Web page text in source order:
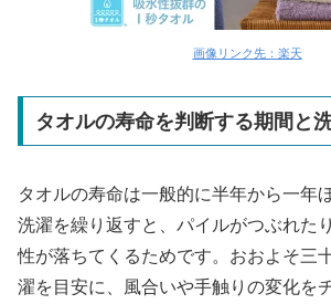
画像リンク先：楽天
タオルの寿命を判断する期間と
タオルの寿命は一般的に半年から一年
洗濯を繰り返すと、パイルがつぶれた
性が落ちてくるためです。おおよそ三
濯を目安に、風合いや手触りの変化を